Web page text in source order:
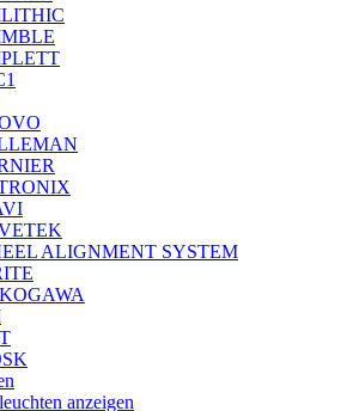
ALIGNMENT SYSTEM
anzeigen